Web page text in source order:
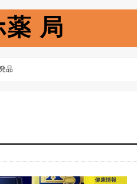
薬 局
品
健康情報